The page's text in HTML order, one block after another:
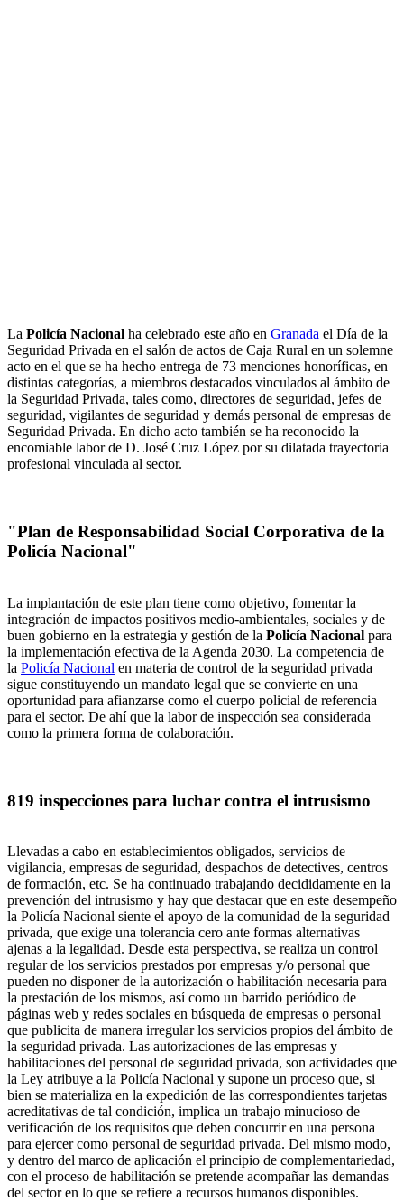
La Policía Nacional ha celebrado este año en Granada el Día de la
Seguridad Privada en el salón de actos de Caja Rural en un solemne
acto en el que se ha hecho entrega de 73 menciones honoríficas, en
distintas categorías, a miembros destacados vinculados al ámbito de
la Seguridad Privada, tales como, directores de seguridad, jefes de
seguridad, vigilantes de seguridad y demás personal de empresas de
Seguridad Privada. En dicho acto también se ha reconocido la
encomiable labor de D. José Cruz López por su dilatada trayectoria
profesional vinculada al sector.
"Plan de Responsabilidad Social Corporativa de la
Policía Nacional"
La implantación de este plan tiene como objetivo, fomentar la
integración de impactos positivos medio-ambientales, sociales y de
buen gobierno en la estrategia y gestión de la Policía Nacional para
la implementación efectiva de la Agenda 2030. La competencia de
la Policía Nacional en materia de control de la seguridad privada
sigue constituyendo un mandato legal que se convierte en una
oportunidad para afianzarse como el cuerpo policial de referencia
para el sector. De ahí que la labor de inspección sea considerada
como la primera forma de colaboración.
819 inspecciones para luchar contra el intrusismo
Llevadas a cabo en establecimientos obligados, servicios de
vigilancia, empresas de seguridad, despachos de detectives, centros
de formación, etc. Se ha continuado trabajando decididamente en la
prevención del intrusismo y hay que destacar que en este desempeño
la Policía Nacional siente el apoyo de la comunidad de la seguridad
privada, que exige una tolerancia cero ante formas alternativas
ajenas a la legalidad. Desde esta perspectiva, se realiza un control
regular de los servicios prestados por empresas y/o personal que
pueden no disponer de la autorización o habilitación necesaria para
la prestación de los mismos, así como un barrido periódico de
páginas web y redes sociales en búsqueda de empresas o personal
que publicita de manera irregular los servicios propios del ámbito de
la seguridad privada. Las autorizaciones de las empresas y
habilitaciones del personal de seguridad privada, son actividades que
la Ley atribuye a la Policía Nacional y supone un proceso que, si
bien se materializa en la expedición de las correspondientes tarjetas
acreditativas de tal condición, implica un trabajo minucioso de
verificación de los requisitos que deben concurrir en una persona
para ejercer como personal de seguridad privada. Del mismo modo,
y dentro del marco de aplicación el principio de complementariedad,
con el proceso de habilitación se pretende acompañar las demandas
del sector en lo que se refiere a recursos humanos disponibles.